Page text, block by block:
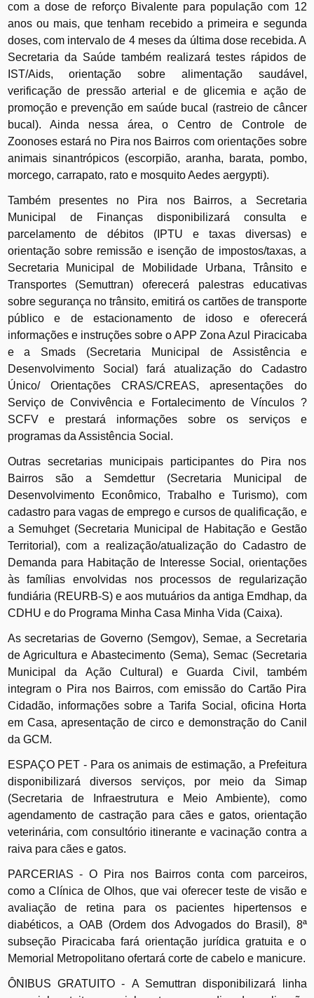
com a dose de reforço Bivalente para população com 12
anos ou mais, que tenham recebido a primeira e segunda
doses, com intervalo de 4 meses da última dose recebida. A
Secretaria da Saúde também realizará testes rápidos de
IST/Aids, orientação sobre alimentação saudável,
verificação de pressão arterial e de glicemia e ação de
promoção e prevenção em saúde bucal (rastreio de câncer
bucal). Ainda nessa área, o Centro de Controle de
Zoonoses estará no Pira nos Bairros com orientações sobre
animais sinantrópicos (escorpião, aranha, barata, pombo,
morcego, carrapato, rato e mosquito Aedes aergypti).
Também presentes no Pira nos Bairros, a Secretaria
Municipal de Finanças disponibilizará consulta e
parcelamento de débitos (IPTU e taxas diversas) e
orientação sobre remissão e isenção de impostos/taxas, a
Secretaria Municipal de Mobilidade Urbana, Trânsito e
Transportes (Semuttran) oferecerá palestras educativas
sobre segurança no trânsito, emitirá os cartões de transporte
público e de estacionamento de idoso e oferecerá
informações e instruções sobre o APP Zona Azul Piracicaba
e a Smads (Secretaria Municipal de Assistência e
Desenvolvimento Social) fará atualização do Cadastro
Único/ Orientações CRAS/CREAS, apresentações do
Serviço de Convivência e Fortalecimento de Vínculos ?
SCFV e prestará informações sobre os serviços e
programas da Assistência Social.
Outras secretarias municipais participantes do Pira nos
Bairros são a Semdettur (Secretaria Municipal de
Desenvolvimento Econômico, Trabalho e Turismo), com
cadastro para vagas de emprego e cursos de qualificação, e
a Semuhget (Secretaria Municipal de Habitação e Gestão
Territorial), com a realização/atualização do Cadastro de
Demanda para Habitação de Interesse Social, orientações
às famílias envolvidas nos processos de regularização
fundiária (REURB-S) e aos mutuários da antiga Emdhap, da
CDHU e do Programa Minha Casa Minha Vida (Caixa).
As secretarias de Governo (Semgov), Semae, a Secretaria
de Agricultura e Abastecimento (Sema), Semac (Secretaria
Municipal da Ação Cultural) e Guarda Civil, também
integram o Pira nos Bairros, com emissão do Cartão Pira
Cidadão, informações sobre a Tarifa Social, oficina Horta
em Casa, apresentação de circo e demonstração do Canil
da GCM.
ESPAÇO PET - Para os animais de estimação, a Prefeitura
disponibilizará diversos serviços, por meio da Simap
(Secretaria de Infraestrutura e Meio Ambiente), como
agendamento de castração para cães e gatos, orientação
veterinária, com consultório itinerante e vacinação contra a
raiva para cães e gatos.
PARCERIAS -O Pira nos Bairros conta com parceiros,
como a Clínica de Olhos, que vai oferecer teste de visão e
avaliação de retina para os pacientes hipertensos e
diabéticos, a OAB (Ordem dos Advogados do Brasil), 8ª
subseção Piracicaba fará orientação jurídica gratuita e o
Memorial Metropolitano ofertará corte de cabelo e manicure.
ÔNIBUS GRATUITO - A Semuttran disponibilizará linha